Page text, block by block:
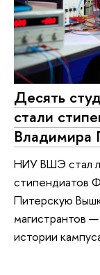
Десять
стали
Владимира
НИУ ВШЭ стал
стипендиатов
Питерскую
магистрантов —
истории